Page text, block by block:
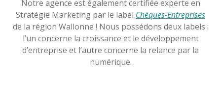
Notre agence est également certifiée experte en
Stratégie Marketing par le label Chèques-Entreprises
de la région Wallonne ! Nous possédons deux labels :
l’un concerne la croissance et le développement
d’entreprise et l’autre concerne la relance par la
numérique.